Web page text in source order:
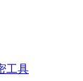
工具